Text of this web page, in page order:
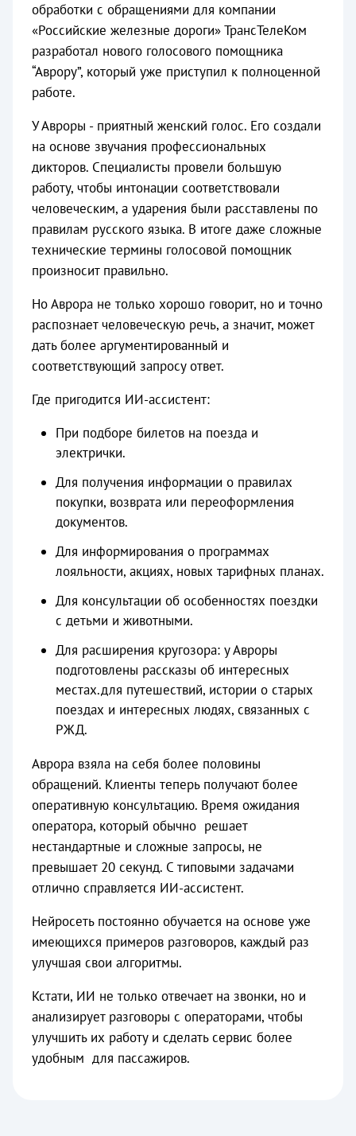
обработки с обращениями для компании
«Российские железные дороги» ТрансТелеКом
разработал нового голосового помощника
“Аврору”, который уже приступил к полноценной
работе.
У Авроры - приятный женский голос. Его создали
на основе звучания профессиональных
дикторов. Специалисты провели большую
работу, чтобы интонации соответствовали
человеческим, а ударения были расставлены по
правилам русского языка. В итоге даже сложные
технические термины голосовой помощник
произносит правильно.
Но Аврора не только хорошо говорит, но и точно
распознает человеческую речь, а значит, может
дать более аргументированный и
соответствующий запросу ответ.
Где пригодится ИИ-ассистент:
При подборе билетов на поезда и
электрички.
Для получения информации о правилах
покупки, возврата или переоформления
документов.
Для информирования о программах
лояльности, акциях, новых тарифных планах.
Для консультации об особенностях поездки
с детьми и животными.
Для расширения кругозора: у Авроры
подготовлены рассказы об интересных
местах.для путешествий, истории о старых
поездах и интересных людях, связанных с
РЖД.
Аврора взяла на себя более половины
обращений. Клиенты теперь получают более
оперативную консультацию. Время ожидания
оператора, который обычно решает
нестандартные и сложные запросы, не
превышает 20 секунд. С типовыми задачами
отлично справляется ИИ-ассистент.
Нейросеть постоянно обучается на основе уже
имеющихся примеров разговоров, каждый раз
улучшая свои алгоритмы.
Кстати, ИИ не только отвечает на звонки, но и
анализирует разговоры с операторами, чтобы
улучшить их работу и сделать сервис более
удобным для пассажиров.